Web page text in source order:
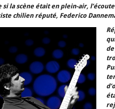
si la scène était en plein-air,
chilien réputé, Federico